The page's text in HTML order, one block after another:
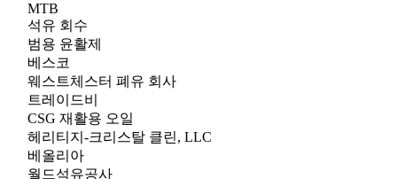
MTB
석유 회수
범용 윤활제
베스코
웨스트체스터 폐유 회사
트레이드비
CSG 재활용 오일
헤리티지-크리스탈 클린, LLC
베올리아
월드석유공사